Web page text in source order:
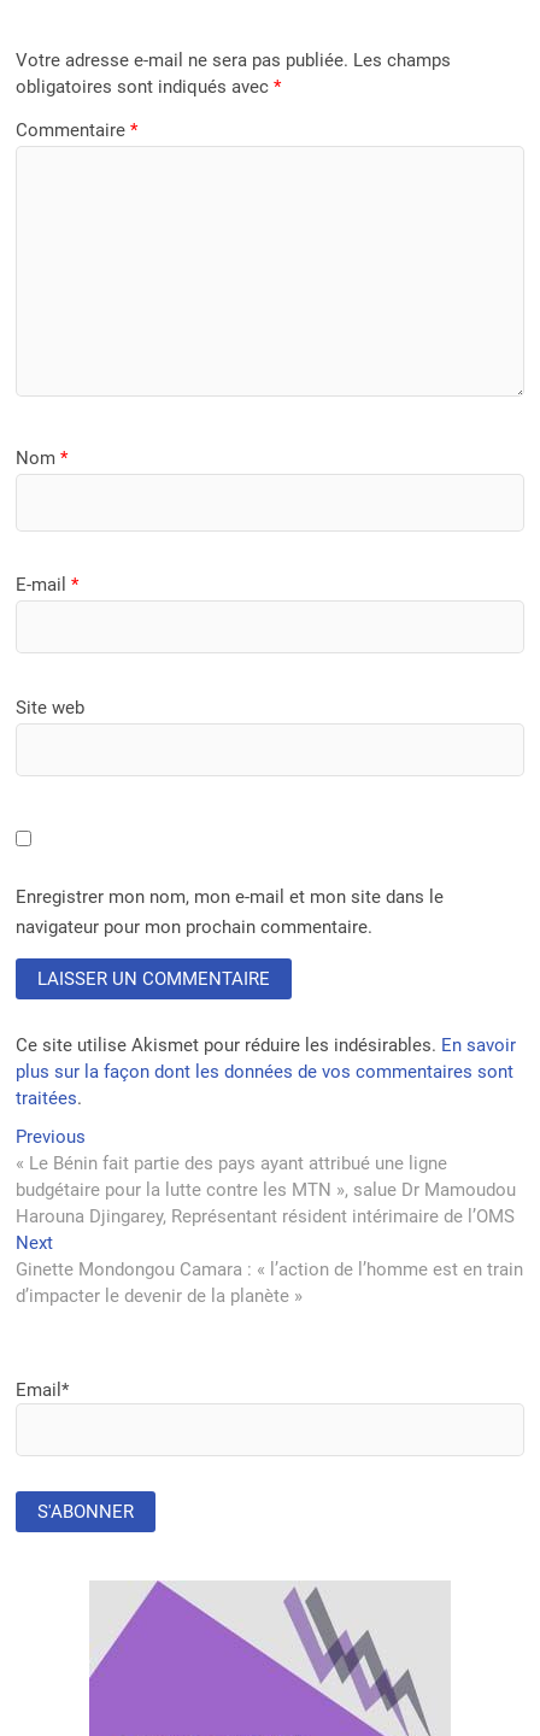
Votre adresse e-mail ne sera pas publiée. Les champs
obligatoires sont indiqués avec*
Commentaire*
Nom*
E-mail*
Site web
Enregistrer mon nom, mon e-mail et mon site dans le
navigateur pour mon prochain commentaire.
Ce site utilise Akismet pour réduire les indésirables. En savoir
plus sur la façon dont les données de vos commentaires sont
traitées.
Navigation
de
l’article
Previous
post:
« Le Bénin fait partie des pays ayant attribué une ligne
budgétaire pour la lutte contre les MTN », salue Dr Mamoudou
Harouna Djingarey, Représentant résident intérimaire de l’OMS
NextNext
post:
Ginette Mondongou Camara : « l’action de l’homme est en train
d’impacter le devenir de la planète »
Email*